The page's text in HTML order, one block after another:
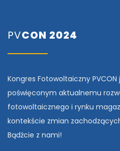
PVCON 2024
Kongres Fotowoltaiczny
poświęconym aktualnemu
fotowoltaicznego i rynku
kontekście zmian
Bądźcie z nami!